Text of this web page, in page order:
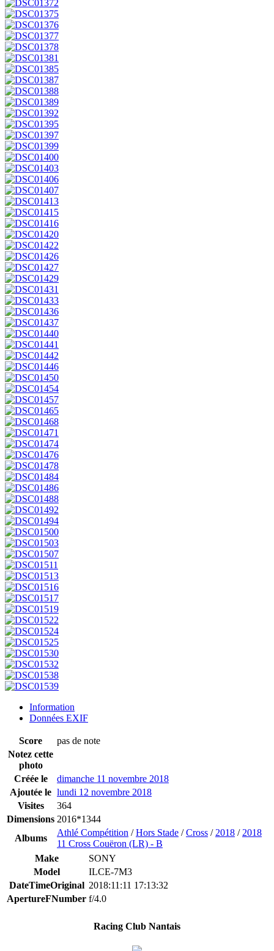
Information
Données EXIF
Score
pas de note
Notez cette
photo
Créée le
dimanche 11 novembre 2018
Ajoutée le lundi 12 novembre 2018
Visites
364
Dimensions 2016*1344
Albums
Athlé Compétition /Hors Stade /Cross / 2018 / 2018
11 Cross Couëron (LR) - B
Make
SONY
Model
ILCE-7M3
DateTimeOriginal 2018:11:11 17:13:32
ApertureFNumber f/4.0
Racing Club Nantais